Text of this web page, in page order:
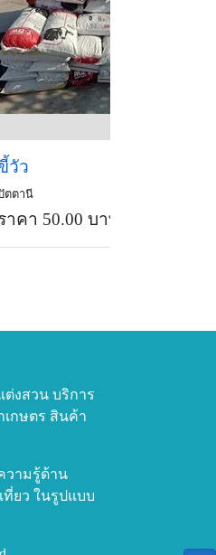
วัว
ตตานี
าคา 50.00 บาท
งสวน บริการ
กษตร สินค้า
วามรู้ด้าน
ที่ยว ในรูปแบบ